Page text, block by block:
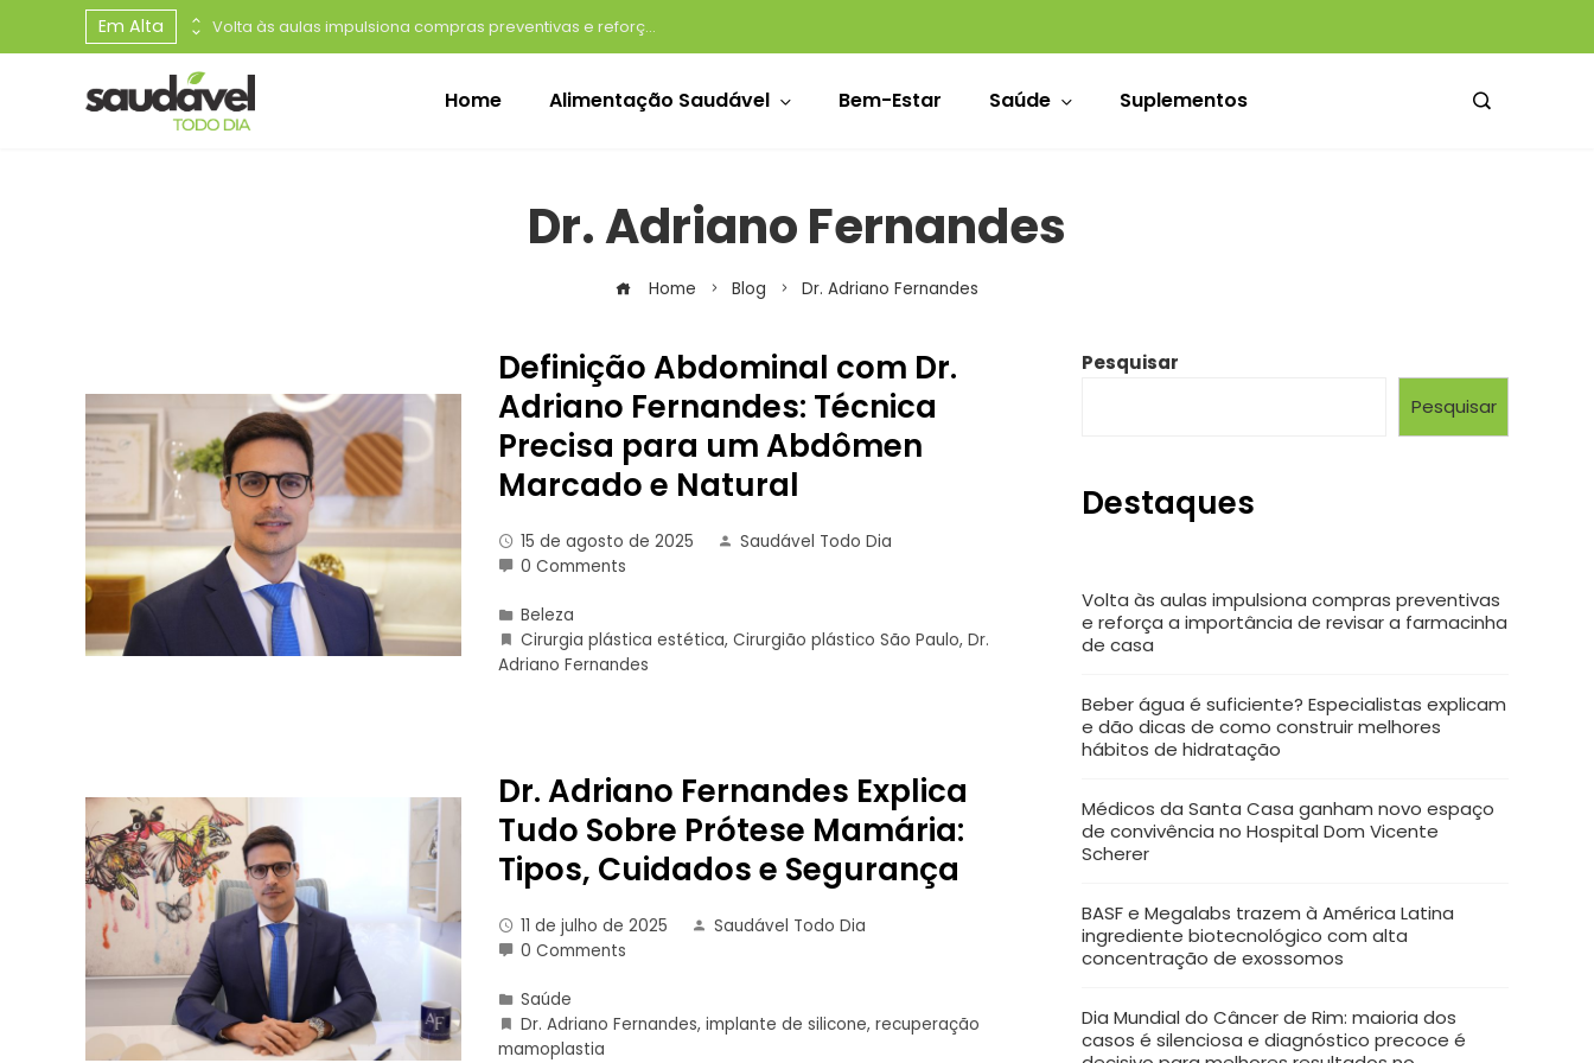
Em Alta Dia Mundial do Câncer de Rim: maioria dos casos é silenciosa e diagnóstico precoce é decisivo para melhores resultados no tratamento Volta às aulas impulsiona compras preventivas e reforça a importância de revisar a farmacinha de casa
Home Alimentação Saudável Bem-Estar Saúde Suplementos
Dr. Adriano Fernandes
Home Blog Dr. Adriano Fernandes
Definição Abdominal com Dr.
Adriano Fernandes: Técnica
Precisa para um Abdômen
Marcado e Natural
15 de agosto de 2025
Saudável Todo Dia
0 Comments
Beleza
Cirurgia plástica estética,Cirurgião plástico São Paulo,Dr.
Adriano Fernandes
Dr. Adriano Fernandes Explica
Tudo Sobre Prótese Mamária:
Tipos, Cuidados e Segurança
11 de julho de 2025
Saudável Todo Dia
0 Comments
Saúde
Dr. Adriano Fernandes,implante de silicone,recuperação
mamoplastia
Pesquisar
Pesquisar
Destaques
Volta às aulas impulsiona compras preventivas
e reforça a importância de revisar a farmacinha
de casa
Beber água é suficiente? Especialistas explicam
e dão dicas de como construir melhores
hábitos de hidratação
Médicos da Santa Casa ganham novo espaço
de convivência no Hospital Dom Vicente
Scherer
BASF e Megalabs trazem à América Latina
ingrediente biotecnológico com alta
concentração de exossomos
Dia Mundial do Câncer de Rim: maioria dos
casos é silenciosa e diagnóstico precoce é